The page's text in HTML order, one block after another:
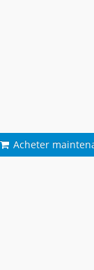
Acheter